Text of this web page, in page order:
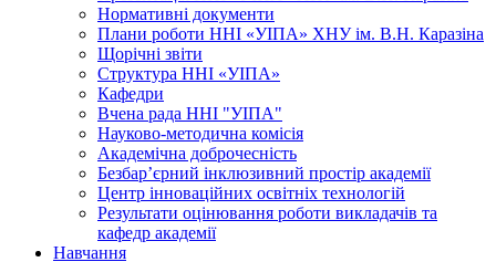
Нормативні документи
Плани роботи ННІ «УІПА» ХНУ ім. В.Н. Каразіна
Щорічні звіти
Структура ННІ «УІПА»
Кафедри
Вчена рада ННІ "УІПА"
Науково-методична комісія
Академічна доброчесність
Безбар’єрний інклюзивний простір академії
Центр інноваційних освітніх технологій
Результати оцінювання роботи викладачів та
кафедр академії
Навчання